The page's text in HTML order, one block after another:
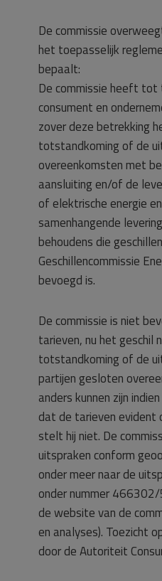
De commissie
het toepasselijk
bepaalt:
De commissie heeft tot
consument en
zover deze betrekking
totstandkoming of de
overeenkomsten met
aansluiting en/of de
of elektrische energie
samenhangende
behoudens die
Geschillencommissie
bevoegd is.
De commissie is niet
tarieven, nu het geschil
totstandkoming of de
partijen gesloten
anders kunnen zijn
dat de tarieven evident
stelt hij niet. De
uitspraken conform
onder meer naar de
onder nummer
de website van de
en analyses). Toezicht
door de Autoriteit